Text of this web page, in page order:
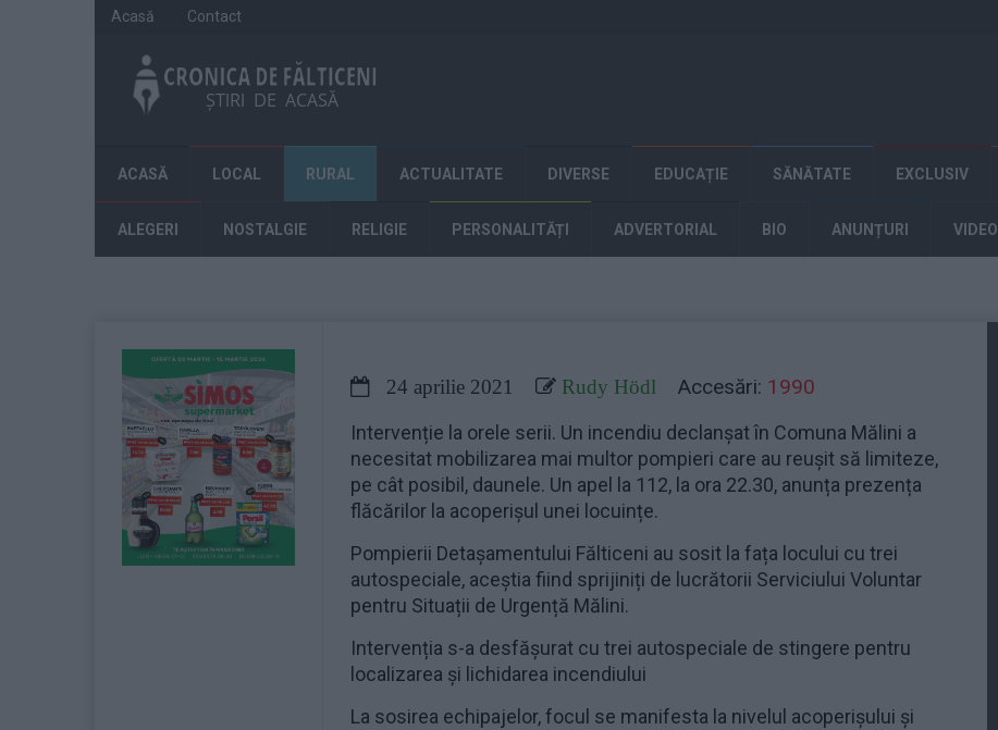
Acasă Contact
ACASĂ LOCAL RURAL ACTUALITATE DIVERSE EDUCAȚIE SĂNĂTATE EXCLUSIV
ALEGERI NOSTALGIE RELIGIE PERSONALITĂȚI ADVERTORIAL BIO ANUNȚURI VIDEO
24 aprilie 2021 Rudy Hödl Accesări: 1990
Intervenție la orele serii. Un incendiu declanșat în Comuna Mălini a
necesitat mobilizarea mai multor pompieri care au reușit să limiteze,
pe cât posibil, daunele. Un apel la 112, la ora 22.30, anunța prezența
flăcărilor la acoperișul unei locuințe.
Pompierii Detașamentului Fălticeni au sosit la fața locului cu trei
autospeciale, aceștia fiind sprijiniți de lucrătorii Serviciului Voluntar
pentru Situații de Urgență Mălini.
Intervenția s-a desfășurat cu trei autospeciale de stingere pentru
localizarea și lichidarea incendiului
La sosirea echipajelor, focul se manifesta la nivelul acoperișului și